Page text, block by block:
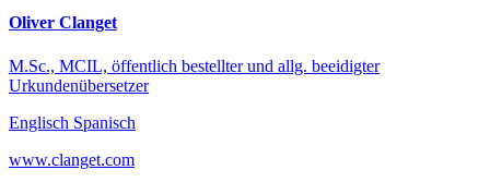
Oliver Clanget
M.Sc., MCIL, öffentlich bestellter und allg. beeidigter
Urkundenübersetzer
Englisch Spanisch
www.clanget.com